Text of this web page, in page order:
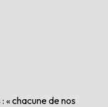
« chacune de nos